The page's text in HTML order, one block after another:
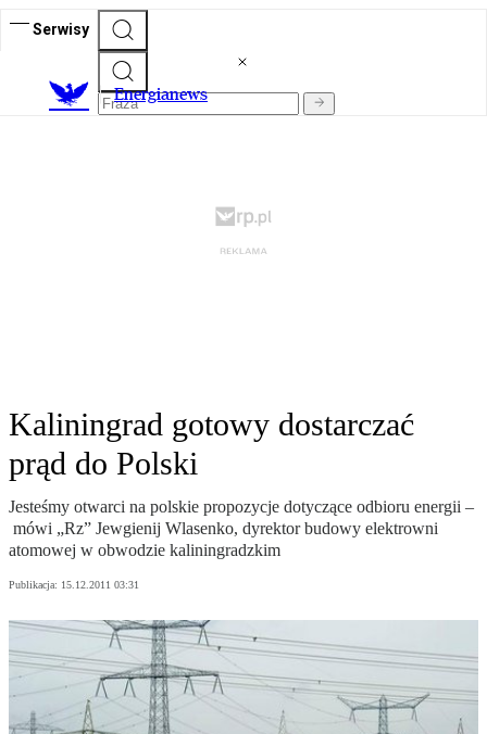
Serwisy
Energianews
Kaliningrad gotowy dostarczać
prąd do Polski
Jesteśmy otwarci na polskie propozycje dotyczące odbioru energii –
mówi „Rz” Jewgienij Wlasenko, dyrektor budowy elektrowni
atomowej w obwodzie kaliningradzkim
Publikacja: 15.12.2011 03:31